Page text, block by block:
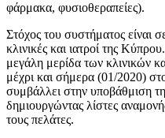
φάρμακα, φυσιοθεραπείες).
Στόχος του συστήματος είναι
κλινικές και ιατροί της
μεγάλη μερίδα των κλινικών
μέχρι και σήμερα (01/2020)
συμβάλλει στην υποβάθμιση
δημιουργώντας λίστες
τους πελάτες.